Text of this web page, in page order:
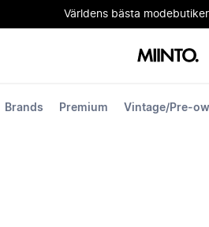
Världens bästa
Brands Premium Vintage/Pre-